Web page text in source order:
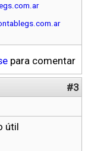
para comentar
#3
útil